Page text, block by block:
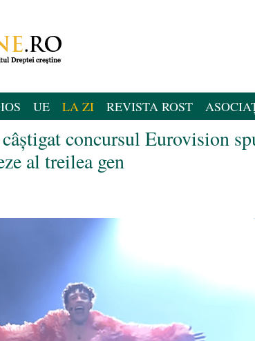
UE LA ZI REVISTA ROST
concursul Eurovision
al treilea gen